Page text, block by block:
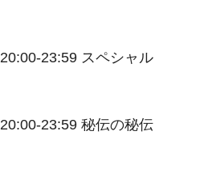
23:59 スペシャル
23:59 秘伝の秘伝